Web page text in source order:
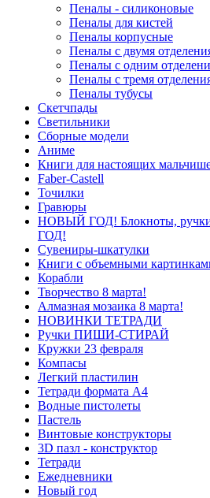
Пеналы - силиконовые
Пеналы для кистей
Пеналы корпусные
Пеналы с двумя
Пеналы с одним
Пеналы с тремя
Пеналы тубусы
Скетчпады
Светильники
Сборные модели
Аниме
Книги для настоящих
Faber-Castell
Точилки
Гравюры
НОВЫЙ ГОД! Блокноты,
ГОД!
Сувениры-шкатулки
Книги с объемными
Корабли
Творчество 8 марта!
Алмазная мозаика 8 марта!
НОВИНКИ ТЕТРАДИ
Ручки ПИШИ-СТИРАЙ
Кружки 23 февраля
Компасы
Легкий пластилин
Тетради формата А4
Водные пистолеты
Пастель
Винтовые конструкторы
3D пазл - конструктор
Тетради
Ежедневники
Новый год